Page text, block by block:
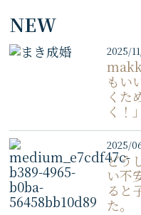
NEW
2025/
もい
くた
く！
2025/
どう
い不
ると
た。